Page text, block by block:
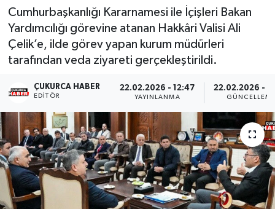
Cumhurbaşkanlığı Kararnamesi ile İçişleri Bakan
Yardımcılığı görevine atanan Hakkâri Valisi Ali
Çelik’e, ilde görev yapan kurum müdürleri
tarafından veda ziyareti gerçekleştirildi.
ÇUKURCA HABER
EDITÖR
22.02.2026 - 12:47
YAYINLANMA
22.02.2026 -
Gündem
Hakkari
Siyaset
Son Dakika
Teknoloji
Yaşam
Haber Arşivi